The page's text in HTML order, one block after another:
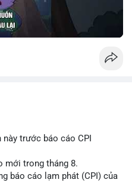
trước báo cáo CPI
mới trong tháng 8.
báo cáo lạm phát (CPI) của